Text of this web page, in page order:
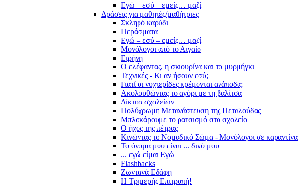
Εγώ – εσύ – εμείς… μαζί
Δράσεις για μαθητές/μαθήτριες
Σκληρό καρύδι
Περάσματα
Εγώ – εσύ – εμείς… μαζί
Μονόλογοι από το Αιγαίο
Ειρήνη
Ο ελέφαντας, η σκιουρίνα και το μυρμήγκι
Τεχνικές - Κι αν ήσουν εσύ;
Γιατί οι νυχτερίδες κρέμονται ανάποδα;
Ακολουθώντας το αγόρι με τη βαλίτσα
Δίκτυα σχολείων
Πολύχρωμη Μετανάστευση της Πεταλούδας
Μπλοκάρουμε το ρατσισμό στο σχολείο
Ο ήχος της πέτρας
Κινώντας το Νομαδικό Σώμα - Μονόλογοι σε καραντίνα
Το όνομα μου είναι ... δικό μου
... εγώ είμαι Εγώ
Flashbacks
Ζωντανά Εδάφη
Η Τριμερής Επιτροπή!